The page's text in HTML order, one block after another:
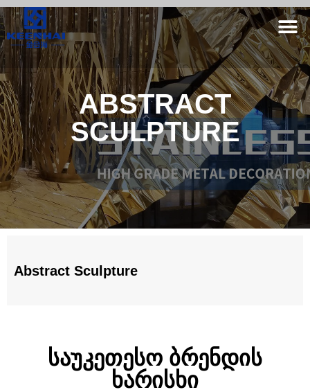
ABSTRACT
SCULPTURE
Abstract Sculpture
საუკეთესო ბრენდის
ხარისხი